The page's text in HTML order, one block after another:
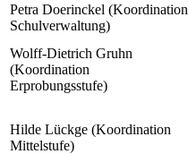
Petra Doerinckel (Koordination
Schulverwaltung)
Wolff-Dietrich Gruhn
(Koordination
Erprobungsstufe)
Hilde Lückge (Koordination
Mittelstufe)